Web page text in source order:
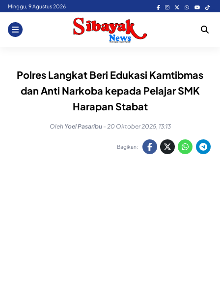
Skip
content
Minggu, 9 Agustus 2026
Polres Langkat Beri Edukasi Kamtibmas
dan Anti Narkoba kepada Pelajar SMK
Harapan Stabat
Oleh Yoel Pasaribu - 20 Oktober 2025, 13:13
Bagikan: